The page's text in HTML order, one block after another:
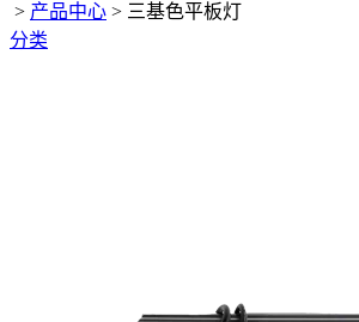
> 产品中心 > 三基色平板灯
分类